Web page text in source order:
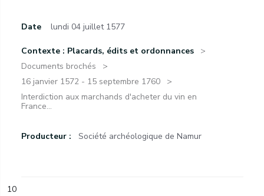
Date lundi 04 juillet 1577
Contexte : Placards, édits et ordonnances
Documents brochés
16 janvier 1572 - 15 septembre 1760
Interdiction aux marchands d'acheter du vin en
France...
Producteur : Société archéologique de Namur
10